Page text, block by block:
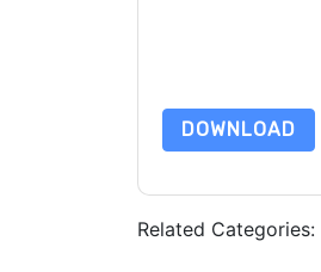
DOWNLOAD
Related Categories: